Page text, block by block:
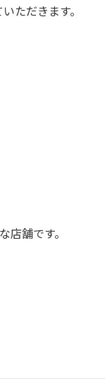
ただきます。
舗です。